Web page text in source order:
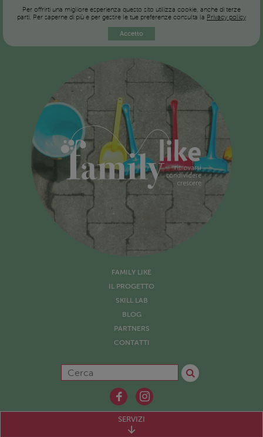
Per offrirti una migliore esperienza questo sito utilizza cookie, anche di terze
parti. Per saperne di più e per gestire le tue preferenze consulta la Privacy policy
Accetto
FAMILY LIKE
IL PROGETTO
SKILL LAB
BLOG
PARTNERS
CONTATTI
SERVIZI